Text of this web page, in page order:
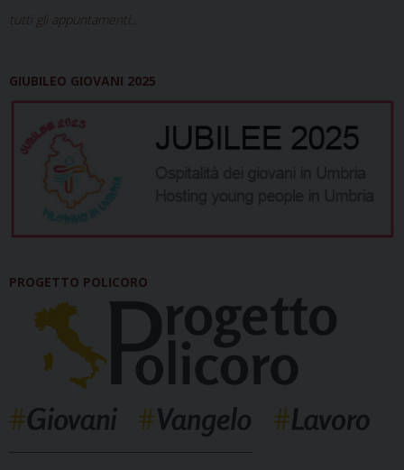
tutti gli appuntamenti...
GIUBILEO GIOVANI 2025
PROGETTO POLICORO